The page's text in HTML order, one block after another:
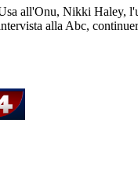
all'Onu, Nikki Haley,
alla Abc,